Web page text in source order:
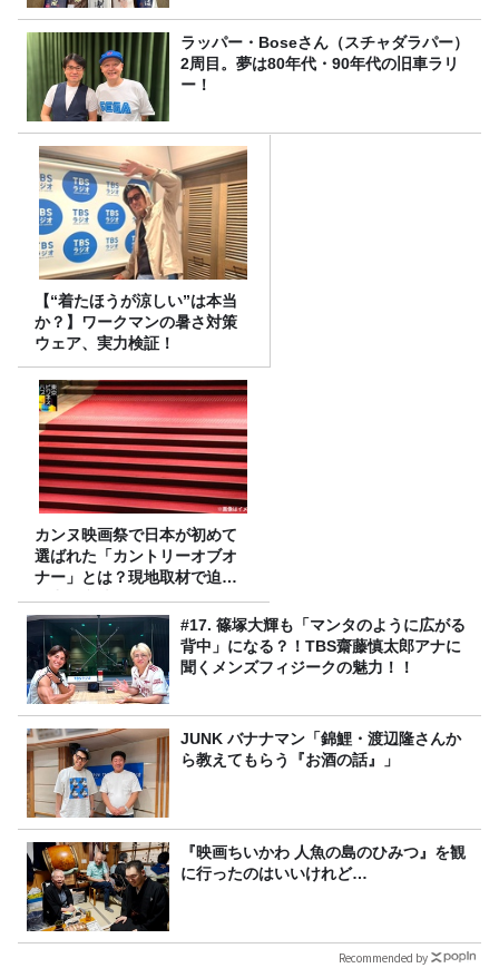
ラッパー・Boseさん（スチャダラパー）
2周目。夢は80年代・90年代の旧車ラリ
ー！
【“着たほうが涼しい”は本当
か？】ワークマンの暑さ対策
ウェア、実力検証！
カンヌ映画祭で日本が初めて
選ばれた「カントリーオブオ
ナー」とは？現地取材で迫る
選出の意味
#17. 篠塚大輝も「マンタのように広がる
背中」になる？！TBS齋藤慎太郎アナに
聞くメンズフィジークの魅力！！
JUNK バナナマン「錦鯉・渡辺隆さんか
ら教えてもらう『お酒の話』」
『映画ちいかわ 人魚の島のひみつ』を観
に行ったのはいいけれど…
Recommended by